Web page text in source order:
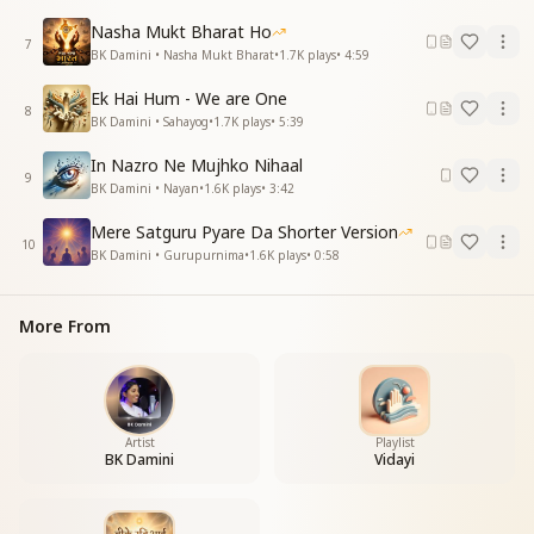
7
Nasha Mukt Bharat Ho
BK Damini • Nasha Mukt Bharat•1.7K plays• 4:59
8
Ek Hai Hum - We are One
BK Damini • Sahayog•1.7K plays• 5:39
9
In Nazro Ne Mujhko Nihaal
BK Damini • Nayan•1.6K plays• 3:42
10
Mere Satguru Pyare Da Shorter Version
BK Damini • Gurupurnima•1.6K plays• 0:58
More From
Artist
BK Damini
Playlist
Vidayi